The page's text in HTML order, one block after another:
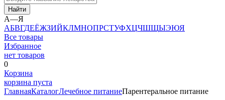
Найти
А—Я
АБВГДЕЁЖЗИЙКЛМНОПРСТУФХЦЧШЩЫЭЮЯ
Все товары
Избранное
нет товаров
0
Корзина
корзина пуста
ГлавнаяКаталогЛечебное питаниеПарентеральное питание